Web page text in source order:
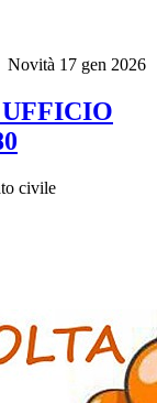
Novità 17 gen 2026
civile